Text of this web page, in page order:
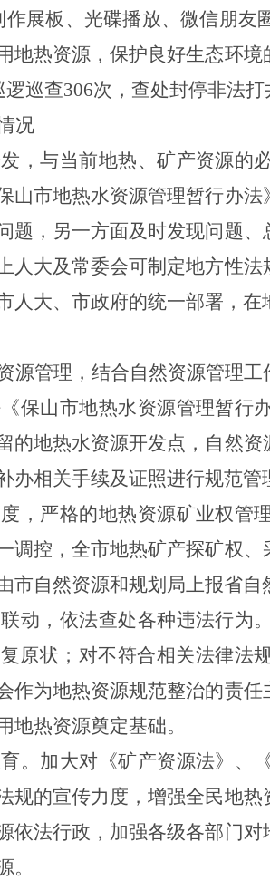
作展板、光碟播放、微信朋
地热资源，保护良好生态环
逻巡查306次，查处封停非法打
况
，与当前地热、矿产资源的
山市地热水资源管理暂行办
题，另一方面及时发现问题
人大及常委会可制定地方性
人大、市政府的统一部署，在
源管理，结合自然资源管理
《保山市地热水资源管理暂
的地热水资源开发点，自然
办相关手续及证照进行规范管
度，严格的地热资源矿业权
调控，全市地热矿产探矿权
市自然资源和规划局上报省自
联动，依法查处各种违法行
原状；对不符合相关法律法
作为地热资源规范整治的责
地热资源奠定基础。
育。加大对《矿产资源法》
规的宣传力度，增强全民地
依法行政，加强各级各部门
。